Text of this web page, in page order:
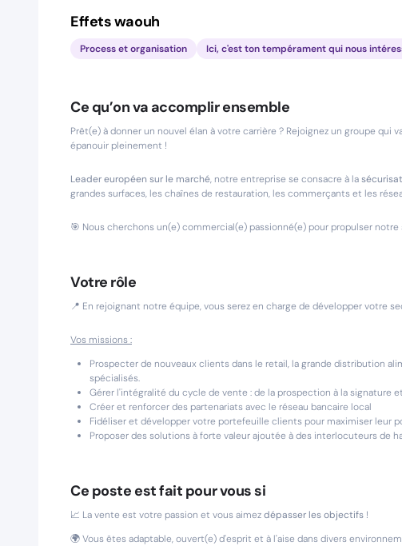
Effets waouh
Process et organisation Ici, c'est ton tempérament qui nous
Ce qu’on va accomplir ensemble
Prêt(e) à donner un nouvel élan à votre carrière ? Rejoignez un groupe
épanouir pleinement !
Leader européen sur le marché, notre entreprise se consacre à la
grandes surfaces, les chaînes de restauration, les commerçants et les
🎯 Nous cherchons un(e) commercial(e) passionné(e) pour propulser
Votre rôle
📍 En rejoignant notre équipe, vous serez en charge de développer votre
Vos missions :
Prospecter de nouveaux clients dans le retail, la grande distribution
spécialisés.
Gérer l'intégralité du cycle de vente : de la prospection à la signature
Créer et renforcer des partenariats avec le réseau bancaire local
Fidéliser et développer votre portefeuille clients pour maximiser leur
Proposer des solutions à forte valeur ajoutée à des interlocuteurs de
Ce poste est fait pour vous si
📈 La vente est votre passion et vous aimezdépasser les objectifs !
🌍 Vous êtes adaptable, ouvert(e) d'esprit et à l'aise dans divers